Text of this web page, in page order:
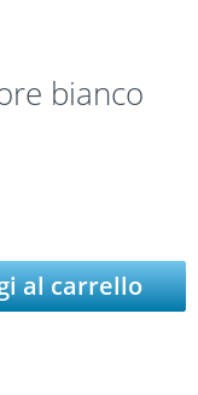
bianco
al carrello